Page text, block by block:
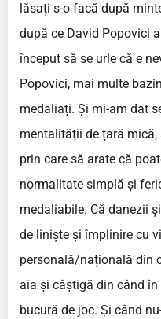
lăsați s-o facă după
după ce David Popovici
început să se urle că e
Popovici, mai multe
medaliați. Și mi-am dat
mentalității de țară
prin care să arate că
normalitate simplă și
medaliabile. Că danezii
de liniște și împlinire cu
personală/națională din
aia și câștigă din când în
bucură de joc. Și când